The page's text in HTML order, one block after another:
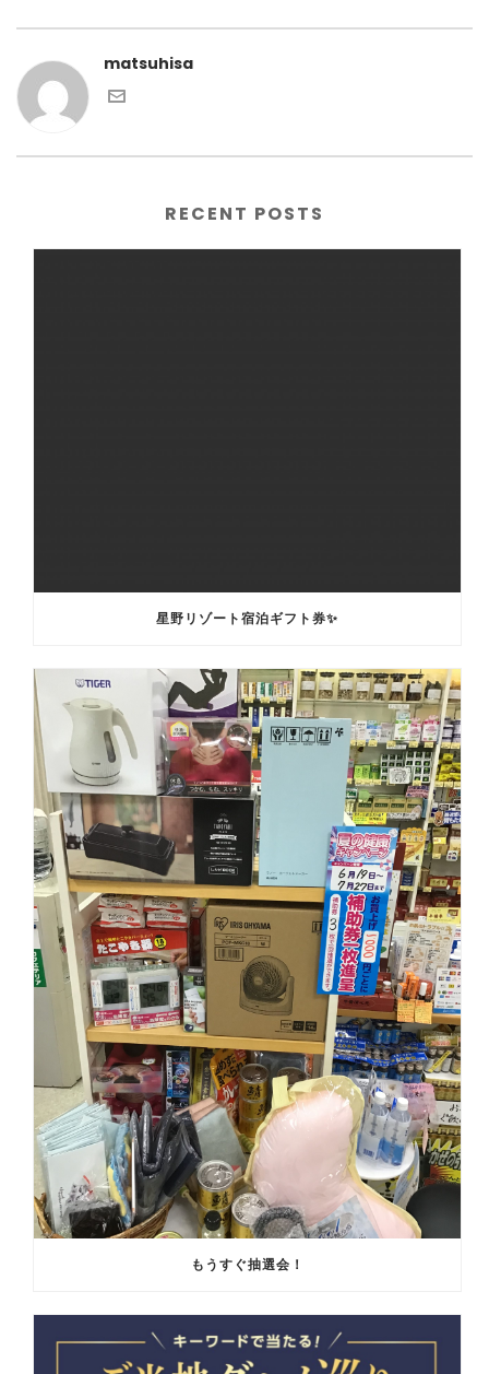
matsuhisa
RECENT POSTS
星野リゾート宿泊ギフト券✨
もうすぐ抽選会！